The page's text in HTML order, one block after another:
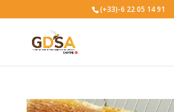
(+33)-6 22 05 14 91